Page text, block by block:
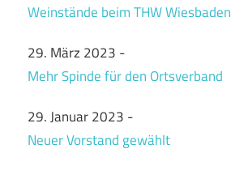
Weinstände beim THW Wiesbaden
29. März 2023 -
Mehr Spinde für den Ortsverband
29. Januar 2023 -
Neuer Vorstand gewählt